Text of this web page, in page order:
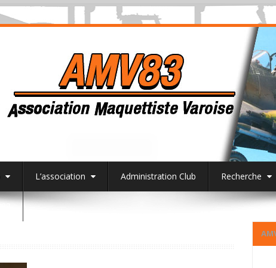
L’association Administration Club Recherche